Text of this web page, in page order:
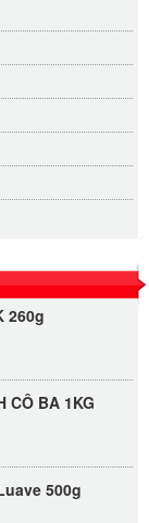
LKK 260g
260g
CÔ BA 1KG